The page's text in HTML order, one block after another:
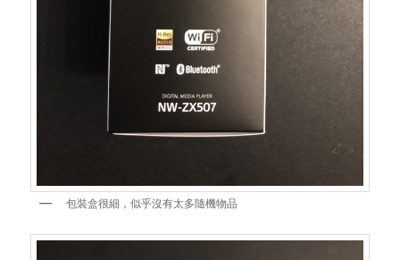
包裝盒很細，似乎沒有太多隨機物品